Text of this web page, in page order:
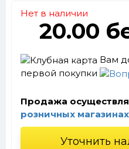
Нет в наличии
20.00
Вам
первой покупки
Продажа
розничных магазинах
Уточнить